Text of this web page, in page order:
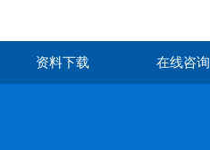
资料下载 在线咨询